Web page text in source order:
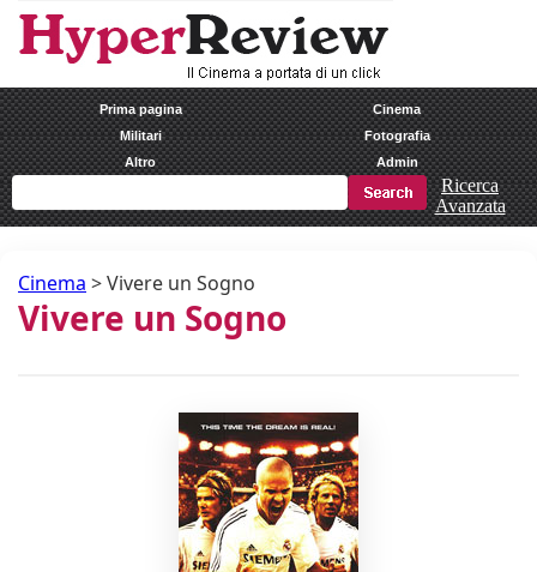
Prima pagina
Cinema
Militari
Fotografia
Altro
Admin
Ricerca
Avanzata
Cinema >Vivere un Sogno
Vivere un Sogno